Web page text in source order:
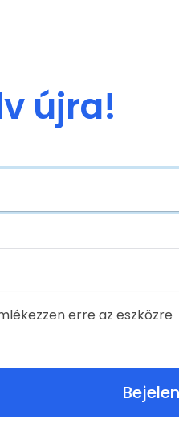
újra!
erre az eszközre